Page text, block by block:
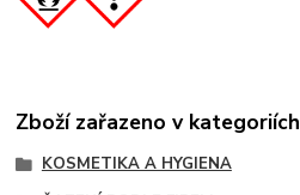
Zboží zařazeno v kategoriích
KOSMETIKA A HYGIENA